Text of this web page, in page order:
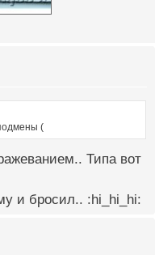
(
Типа вот
и бросил.. :hi_hi_hi: